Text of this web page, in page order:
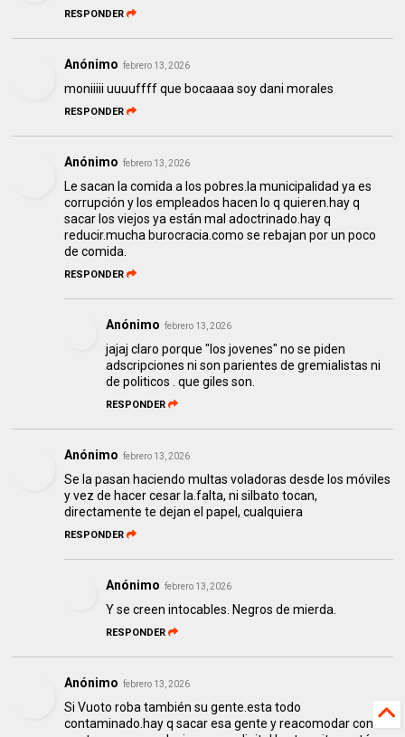
RESPONDER
Anónimo febrero 13, 2026
moniiiii uuuuffff que bocaaaa soy dani morales
RESPONDER
Anónimo febrero 13, 2026
Le sacan la comida a los pobres.la municipalidad ya es
corrupción y los empleados hacen lo q quieren.hay q
sacar los viejos ya están mal adoctrinado.hay q
reducir.mucha burocracia.como se rebajan por un poco
de comida.
RESPONDER
Anónimo febrero 13, 2026
jajaj claro porque "los jovenes" no se piden
adscripciones ni son parientes de gremialistas ni
de politicos . que giles son.
RESPONDER
Anónimo febrero 13, 2026
Se la pasan haciendo multas voladoras desde los móviles
y vez de hacer cesar la.falta, ni silbato tocan,
directamente te dejan el papel, cualquiera
RESPONDER
Anónimo febrero 13, 2026
Y se creen intocables. Negros de mierda.
RESPONDER
Anónimo febrero 13, 2026
Si Vuoto roba también su gente.esta todo
contaminado.hay q sacar esa gente y reacomodar con